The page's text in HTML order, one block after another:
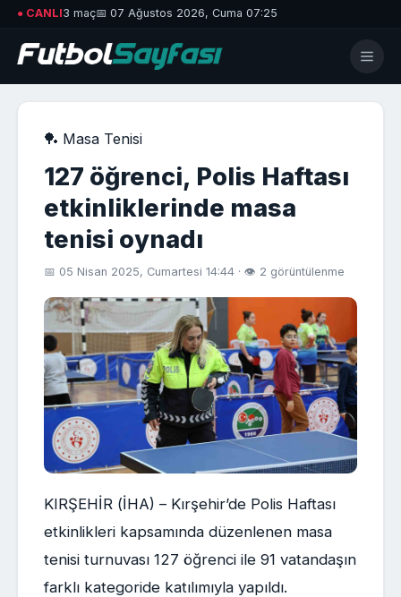
● CANLI3 maç📅 07 Ağustos 2026, Cuma 07:25
🏓 Masa Tenisi
127 öğrenci, Polis Haftası
etkinliklerinde masa
tenisi oynadı
📅 05 Nisan 2025, Cumartesi 14:44 · 👁 2 görüntülenme
KIRŞEHİR (İHA) – Kırşehir’de Polis Haftası
etkinlikleri kapsamında düzenlenen masa
tenisi turnuvası 127 öğrenci ile 91 vatandaşın
farklı kategoride katılımıyla yapıldı.